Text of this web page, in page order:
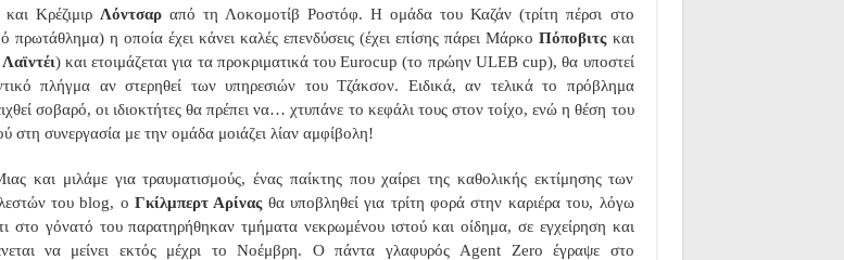
και Κρέζιμιρ Λόντσαραπό τη Λοκομοτίβ Ροστόφ. Η ομάδα του Καζάν (τρίτη πέρσι στο
πρωτάθλημα) η οποία έχει κάνει καλές επενδύσεις (έχει επίσης πάρει ΜάρκοΠόποβιτς και
Λαϊντέι) και ετοιμάζεται για τα προκριματικά του Eurocup (το πρώην ULEB cup), θα υποστεί
πλήγμα αν στερηθεί των υπηρεσιών του Τζάκσον. Ειδικά, αν τελικά το πρόβλημα
σοβαρό, οι ιδιοκτήτες θα πρέπει να… χτυπάνε το κεφάλι τους στον τοίχο, ενώ η θέση του
στη συνεργασία με την ομάδα μοιάζει λίαν αμφίβολη!
και μιλάμε για τραυματισμούς, ένας παίκτης που χαίρει της καθολικής εκτίμησης των
του blog, ο Γκίλμπερτ Αρίναςθα υποβληθεί για τρίτη φορά στην καριέρα του, λόγω
στο γόνατό του παρατηρήθηκαν τμήματα νεκρωμένου ιστού και οίδημα, σε εγχείρηση και
να μείνει εκτός μέχρι το Νοέμβρη. Ο πάντα γλαφυρός Agent Zero έγραψε στο